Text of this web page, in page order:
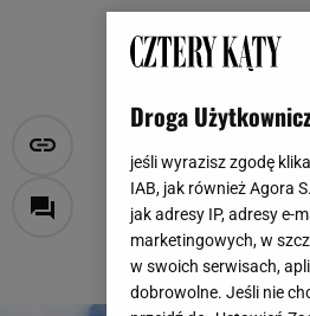
Remont
pokryć
MATERIAŁ PROMOCYJNY
10 marca 2025, 17:15
Droga
jeśli wyrazisz zgodę
IAB, jak również Agora
jak adresy IP, adresy e-
marketingowych, w
w swoich serwisach,
dobrowolne. Jeśli nie